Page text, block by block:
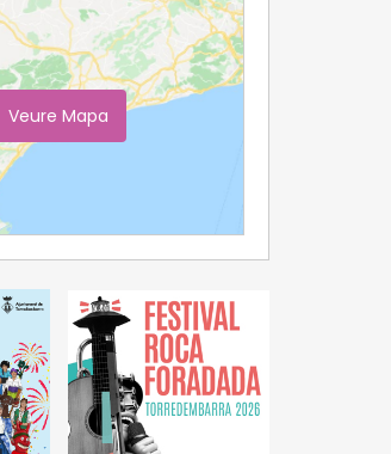
Veure Mapa